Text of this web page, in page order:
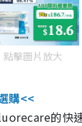
點擊圖片放大
購<<
的快